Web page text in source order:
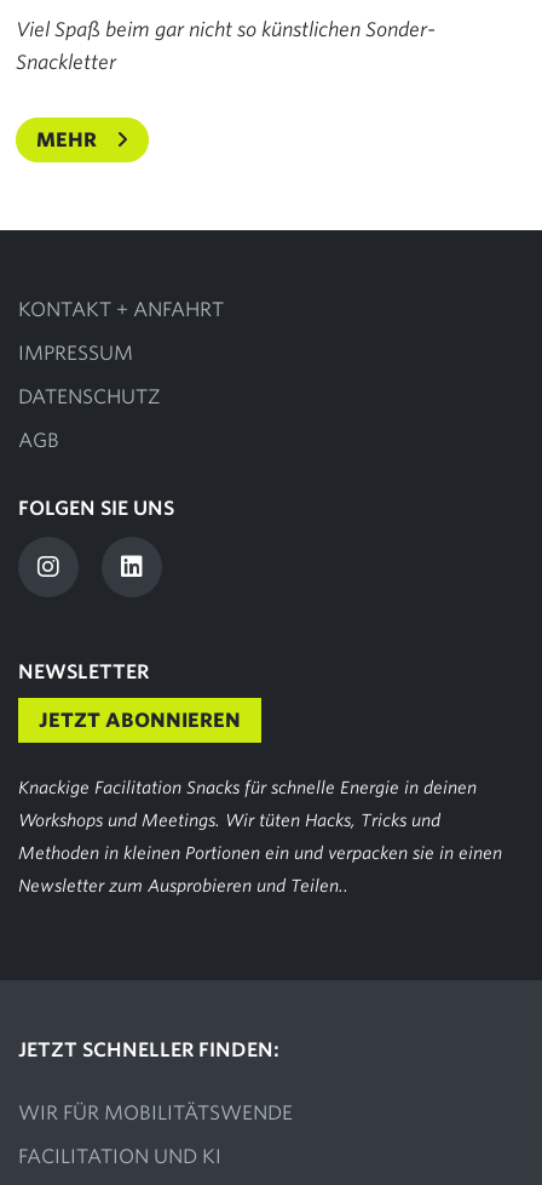
Viel Spaß beim gar nicht so künstlichen Sonder-
Snackletter
MEHR
KONTAKT + ANFAHRT
IMPRESSUM
DATENSCHUTZ
AGB
FOLGEN SIE UNS
NEWSLETTER
JETZT ABONNIEREN
Knackige Facilitation Snacks für schnelle Energie in deinen
Workshops und Meetings. Wir tüten Hacks, Tricks und
Methoden in kleinen Portionen ein und verpacken sie in einen
Newsletter zum Ausprobieren und Teilen..
JETZT SCHNELLER FINDEN:
WIR FÜR MOBILITÄTSWENDE
FACILITATION UND KI